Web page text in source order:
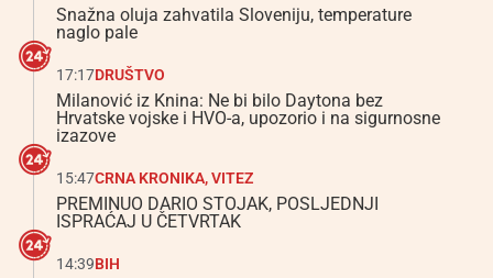
Snažna oluja zahvatila Sloveniju, temperature
naglo pale
17:17DRUŠTVO
Milanović iz Knina: Ne bi bilo Daytona bez
Hrvatske vojske i HVO-a, upozorio i na sigurnosne
izazove
15:47CRNA KRONIKA,VITEZ
PREMINUO DARIO STOJAK, POSLJEDNJI
ISPRAĆAJ U ČETVRTAK
14:39BIH